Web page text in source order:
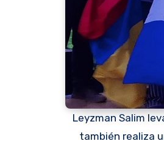
Leyzman Salim
también realiza